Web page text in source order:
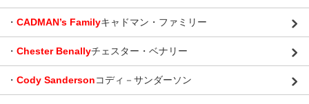
・ CADMAN’s Familyキャドマン・ファミリー
・ Chester Benallyチェスター・ベナリー
・ Cody Sandersonコディ－サンダーソン